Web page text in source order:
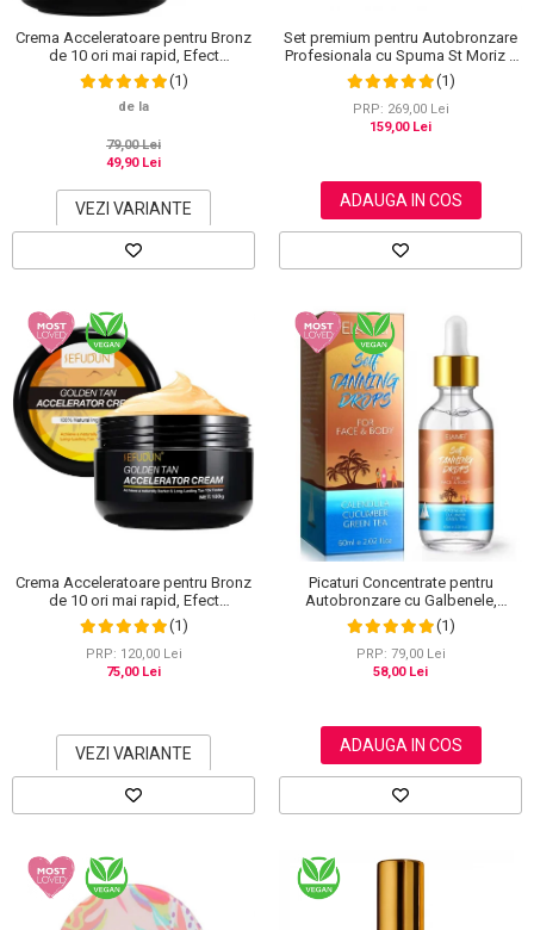
Crema Acceleratoare pentru Bronz
de 10 ori mai rapid, Efect
Intensificator, Ingrediente 100%
Naturale, Frovetani, 100 g
(1)
de la
79,00 Lei
49,90 Lei
VEZI VARIANTE
Set premium pentru Autobronzare
Profesionala cu Spuma St Moriz x
200 ml, Ulei Stralucitor cu Sidef
Auriu NOVA KISS® x 50 ml si
Manusa
(1)
PRP: 269,00 Lei
159,00 Lei
ADAUGA IN COS
Crema Acceleratoare pentru Bronz
de 10 ori mai rapid, Efect
Intensificator, Ingrediente 100%
Naturale, Sefudun, 100 g
(1)
PRP: 120,00 Lei
75,00 Lei
VEZI VARIANTE
Picaturi Concentrate pentru
Autobronzare cu Galbenele,
Castravete si Ceai verde, Fata si
Corp, Elaimei, 60 ml
(1)
PRP: 79,00 Lei
58,00 Lei
ADAUGA IN COS